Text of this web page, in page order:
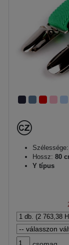
Szélessége:
Hossz: 80
Y típus